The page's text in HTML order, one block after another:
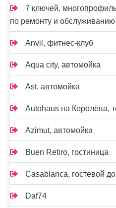
7 ключей,
по ремонту и
Anvil, фитнес-клуб
Aqua city, автомойка
Ast, автомойка
Autohaus на Королёва,
Azimut, автомойка
Buen Retiro, гостиница
Casablanca, гостевой
Daf74